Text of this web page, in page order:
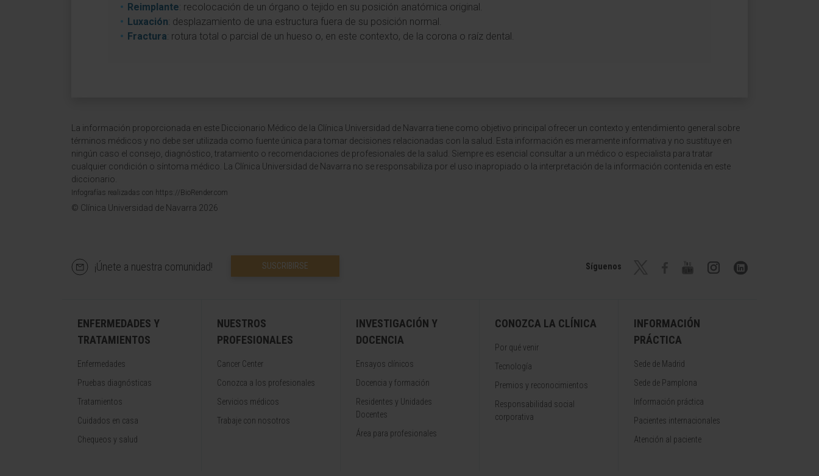
Reimplante: recolocación de un órgano o tejido en su posición anatómica original.
Luxación: desplazamiento de una estructura fuera de su posición normal.
Fractura: rotura total o parcial de un hueso o, en este contexto, de la corona o raíz dental.
La información proporcionada en este Diccionario Médico de la Clínica Universidad de Navarra tiene como objetivo principal ofrecer un contexto y entendimiento general sobre
términos médicos y no debe ser utilizada como fuente única para tomar decisiones relacionadas con la salud. Esta información es meramente informativa y no sustituye en
ningún caso el consejo, diagnóstico, tratamiento o recomendaciones de profesionales de la salud. Siempre es esencial consultar a un médico o especialista para tratar
cualquier condición o síntoma médico. La Clínica Universidad de Navarra no se responsabiliza por el uso inapropiado o la interpretación de la información contenida en este
diccionario.
Infografías realizadas con https://BioRender.com
© Clínica Universidad de Navarra 2026
¡Únete a nuestra comunidad! SUSCRIBIRSE Síguenos
ENFERMEDADES Y
TRATAMIENTOS
Enfermedades
Pruebas diagnósticas
Tratamientos
Cuidados en casa
Chequeos y salud
NUESTROS
PROFESIONALES
Cancer Center
Conozca a los profesionales
Servicios médicos
Trabaje con nosotros
INVESTIGACIÓN Y
DOCENCIA
Ensayos clínicos
Docencia y formación
Residentes y Unidades
Docentes
Área para profesionales
CONOZCA LA CLÍNICA
Por qué venir
Tecnología
Premios y reconocimientos
Responsabilidad social
corporativa
INFORMACIÓN
PRÁCTICA
Sede de Madrid
Sede de Pamplona
Información práctica
Pacientes internacionales
Atención al paciente